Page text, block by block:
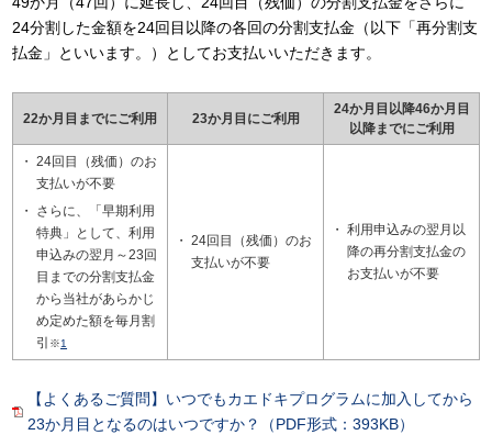
24分割した金額を24回目以降の各回の分割支払金（以下「再分割支
払金」といいます。）としてお支払いいただきます。
22か月目までにご利用 23か月目にご利用
24か月目以降46か月目
以降までにご利用
24回目（残価）のお
支払いが不要
さらに、「早期利用
特典」として、利用
申込みの翌月～23回
目までの分割支払金
から当社があらかじ
め定めた額を毎月割
引
※1
24回目（残価）のお
支払いが不要
利用申込みの翌月以
降の再分割支払金の
お支払いが不要
【よくあるご質問】いつでもカエドキプログラムに加入してから
23か月目となるのはいつですか？（PDF形式：393KB）